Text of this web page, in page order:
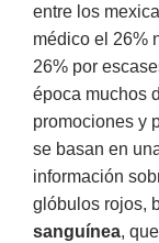
entre los
médico el 26%
26% por
época muchos
promociones y
se basan en
información
glóbulos rojos,
sanguínea,